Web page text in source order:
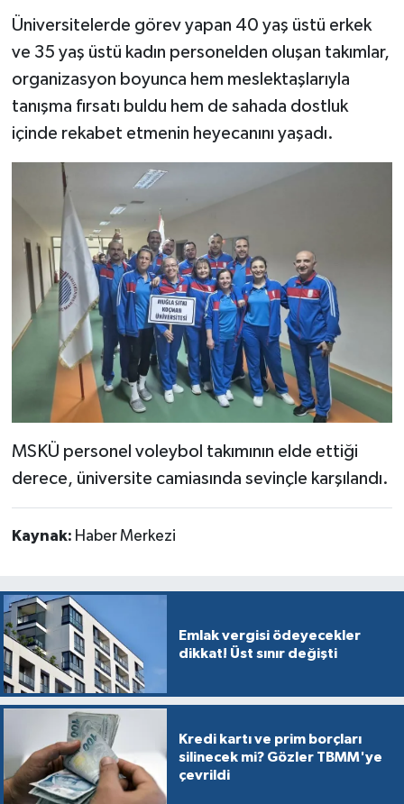
Üniversitelerde görev yapan 40 yaş üstü erkek
ve 35 yaş üstü kadın personelden oluşan takımlar,
organizasyon boyunca hem meslektaşlarıyla
tanışma fırsatı buldu hem de sahada dostluk
içinde rekabet etmenin heyecanını yaşadı.
MSKÜ personel voleybol takımının elde ettiği
derece, üniversite camiasında sevinçle karşılandı.
Kaynak: Haber Merkezi
Emlak vergisi ödeyecekler
dikkat! Üst sınır değişti
Kredi kartı ve prim borçları
silinecek mi? Gözler TBMM'ye
çevrildi